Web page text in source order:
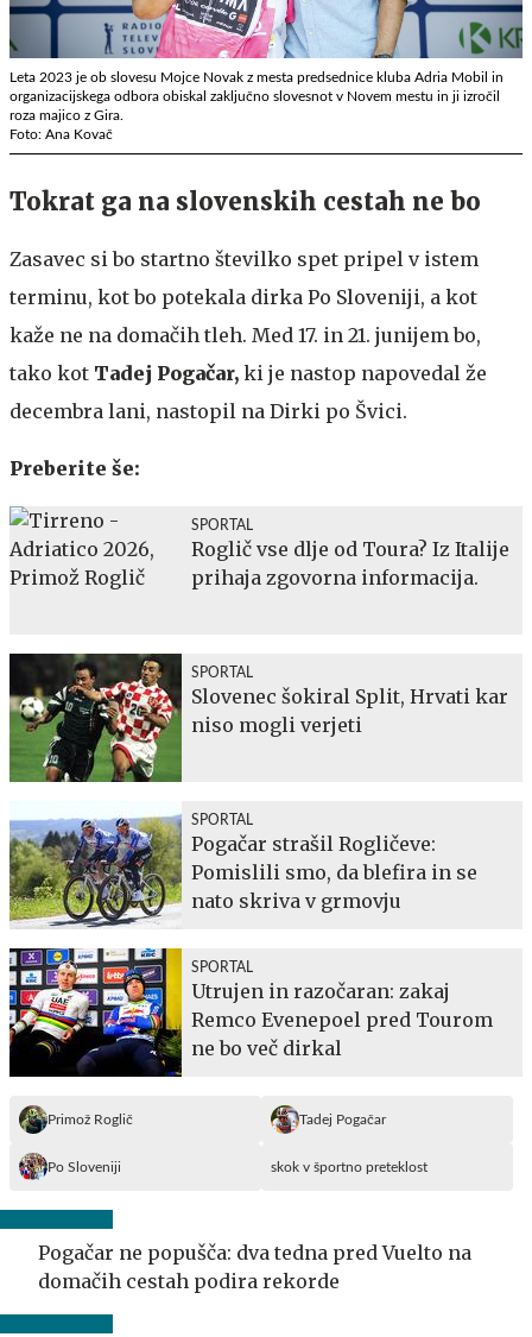
Leta 2023 je ob slovesu Mojce Novak z mesta predsednice kluba Adria Mobil in
organizacijskega odbora obiskal zaključno slovesnot v Novem mestu in ji izročil
roza majico z Gira.
Foto: Ana Kovač
Tokrat ga na slovenskih cestah ne bo
Zasavec si bo startno številko spet pripel v istem
terminu, kot bo potekala dirka Po Sloveniji, a kot
kaže ne na domačih tleh. Med 17. in 21. junijem bo,
tako kot Tadej Pogačar, ki je nastop napovedal že
decembra lani, nastopil na Dirki po Švici.
Preberite še:
SPORTAL
Roglič vse dlje od Toura? Iz Italije
prihaja zgovorna informacija.
SPORTAL
Slovenec šokiral Split, Hrvati kar
niso mogli verjeti
SPORTAL
Pogačar strašil Rogličeve:
Pomislili smo, da blefira in se
nato skriva v grmovju
SPORTAL
Utrujen in razočaran: zakaj
Remco Evenepoel pred Tourom
ne bo več dirkal
Primož Roglič Tadej Pogačar
Po Sloveniji skok v športno preteklost
Pogačar ne popušča: dva tedna pred Vuelto na
domačih cestah podira rekorde